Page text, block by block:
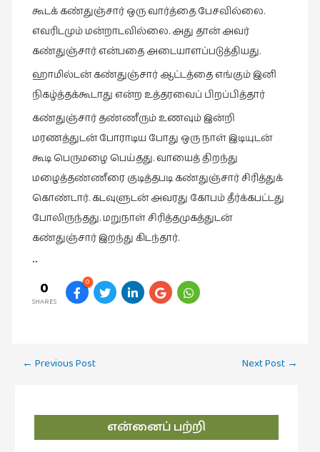
வரலாறு
வரலாறு
வாசிப்பில்
விமர்சனம்
விளையாட்டு
ஷேக்ஸ்பியரின்
கூடக் கண்துஞ்சார் ஒரு வார்த்தை பேசவில்லை.
எவரிடமும் மன்றாடவில்லை. அது தான் அவர்
கண்துஞ்சார் என்பதை அடையாளப்படுத்தியது.
ஹாமில்டன் கண்துஞ்சார் ஆட்டத்தை எங்கும் இனி
நிகழ்த்தக்கூடாது என்ற உத்தரவைப் பிறப்பித்தார்
கண்துஞ்சார் தண்ணீரும் உணவும் இன்றி
மரணத்துடன் போராடிய போது ஒரு நாள் இடியுடன்
கூடி பெருமழை பெய்தது. வாயைத் திறந்து
மழைத்தண்ணீரை குடித்தபடி கண்துஞ்சார் சிரித்துக்
கொண்டார். கடவுளுடன் அவரது கோபம் தீர்க்கபட்டது
போலிருந்தது. மறுநாள் சிரித்தமுகத்துடன்
கண்துஞ்சார் இறந்து கிடந்தார்.
••
0
SHARES
0
Post
← Previous Post Next Post →
என்னைப் பற்றி